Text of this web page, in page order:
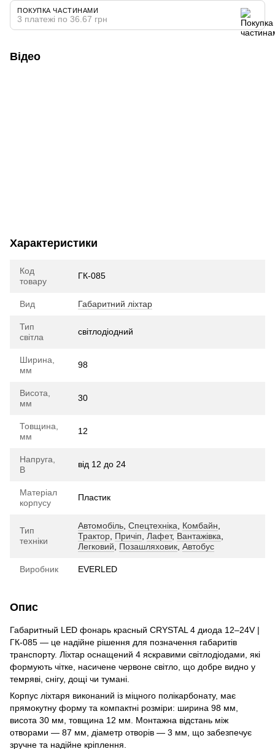
ПОКУПКА ЧАСТИНАМИ
3 платежі по 36.67 грн
Відео
Характеристики
Код
товару
ГК-085
Вид Габаритний ліхтар
Тип
світла
cвітлодіодний
Ширина,
мм
98
Висота,
мм
30
Товщина,
мм
12
Напруга,
В
від 12 до 24
Матеріал
корпусу
Пластик
Тип
техніки
Автомобіль Спецтехніка Комбайн
Трактор Причіп Лафет, Вантажівка
Легковий
Позашляховик Автобус
Виробник EVERLED
Опис
Габаритный LED фонарь красный CRYSTAL 4 диода 12–24V |
ГК-085 — це надійне рішення для позначення габаритів
транспорту. Ліхтар оснащений 4 яскравими світлодіодами, які
формують чітке, насичене червоне світло, що добре видно у
темряві, снігу, дощі чи тумані.
Корпус ліхтаря виконаний із міцного полікарбонату, має
прямокутну форму та компактні розміри: ширина 98 мм,
висота 30 мм, товщина 12 мм. Монтажна відстань між
отворами — 87 мм, діаметр отворів — 3 мм, що забезпечує
зручне та надійне кріплення.